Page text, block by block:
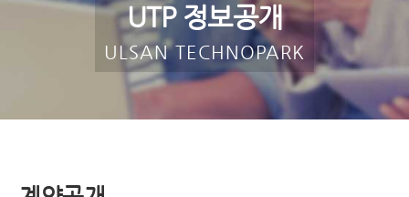
UTP 정보공개
ULSAN TECHNOPARK